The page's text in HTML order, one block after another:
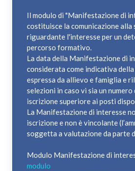
Il modulo di "Manifestazione di
costituisce la comunicazione alla
riguardante l'interesse per un
percorso formativo.
La data della Manifestazione di
considerata come indicativa
espressa da allievo e famiglia e
selezioni in caso vi sia un
iscrizione superiore ai posti
La Manifestazione di interesse
iscrizione e non è vincolante
soggetta a valutazione da parte
Modulo Manifestazione di
modulo